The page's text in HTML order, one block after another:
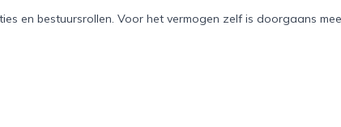
en bestuursrollen. Voor het vermogen zelf is doorgaans